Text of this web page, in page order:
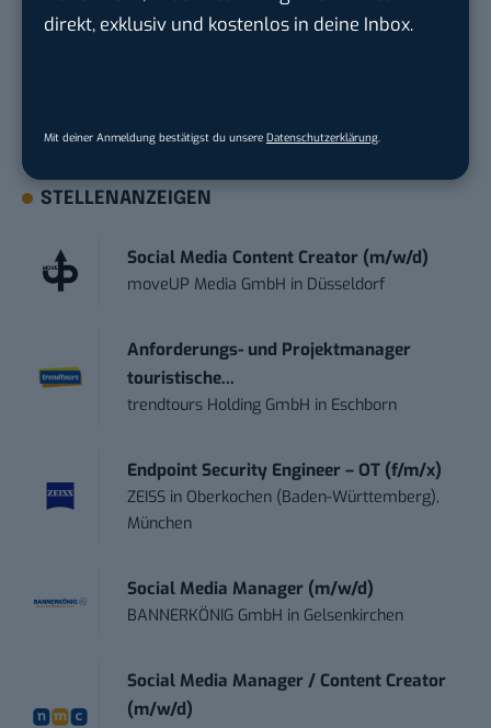
direkt, exklusiv und kostenlos in deine Inbox.
Mit deiner Anmeldung bestätigst du unsere Datenschutzerklärung
geht? Über 12.000 smarte Leser bekommen jeden
kostenlos anmelden.
STELLENANZEIGEN
Social Media Content Creator (m/w/d)
moveUP Media GmbH in Düsseldorf
Anforderungs- und Projektmanager
touristische...
trendtours Holding GmbH in Eschborn
Endpoint Security Engineer – OT (f/m/x)
ZEISS in Oberkochen (Baden-Württemberg),
München
Social Media Manager (m/w/d)
BANNERKÖNIG GmbH in Gelsenkirchen
Social Media Manager / Content Creator
(m/w/d)